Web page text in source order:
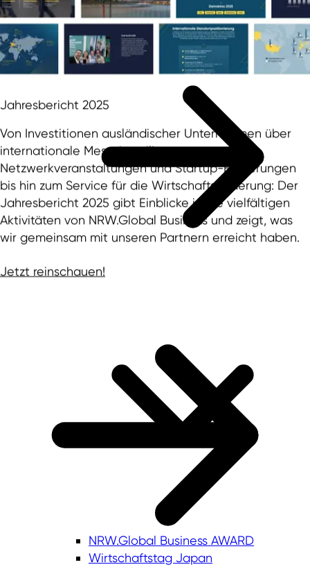
Wirtschaftsförderungen
Initiativen und Projekte
NRW.Global Business AWARD
Wirtschaftstag Japan
Jahresbericht 2025
Von Investitionen ausländischer Unternehmen über
internationale Messebeteiligungen,
Netzwerkveranstaltungen und Startup-Förderungen
bis hin zum Service für die Wirtschaftsförderung: Der
Jahresbericht 2025 gibt Einblicke in die vielfältigen
Aktivitäten von NRW.Global Business und zeigt, was
wir gemeinsam mit unseren Partnern erreicht haben.
Jetzt reinschauen!